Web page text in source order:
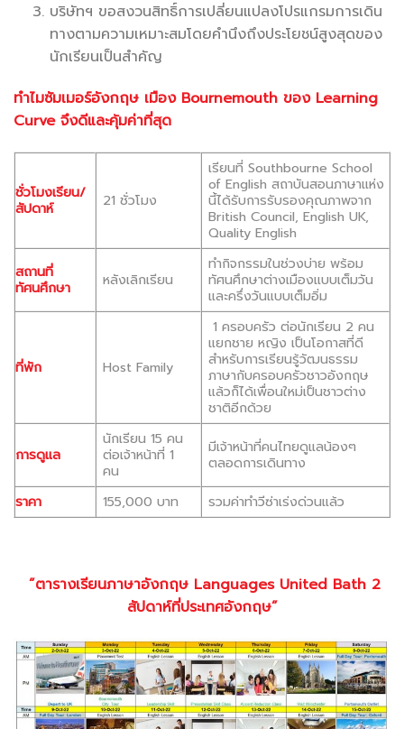
บริษัทฯ ขอสงวนสิทธิ์การเปลี่ยนแปลงโปรแกรมการเดิน
ทางตามความเหมาะสมโดยคำนึงถึงประโยชน์สูงสุดของ
นักเรียนเป็นสำคัญ
ทำไมซัมเมอร์อังกฤษ เมือง Bournemouth ของ Learning
Curve จึงดีและคุ้มค่าที่สุด
ชั่วโมงเรียน/
สัปดาห์
21 ชั่วโมง
เรียนที่ Southbourne School
of English สถาบันสอนภาษาแห่ง
นี้ได้รับการรับรองคุณภาพจาก
British Council, English UK,
Quality English
สถานที่
ทัศนศึกษา
หลังเลิกเรียน
ทำกิจกรรมในช่วงบ่าย พร้อม
ทัศนศึกษาต่างเมืองแบบเต็มวัน
และครึ่งวันแบบเต็มอิ่ม
ที่พัก Host Family
1 ครอบครัว ต่อนักเรียน 2 คน
แยกชาย หญิง เป็นโอกาสที่ดี
สำหรับการเรียนรู้วัฒนธรรม
ภาษากับครอบครัวชาวอังกฤษ
แล้วก็ได้เพื่อนใหม่เป็นชาวต่าง
ชาติอีกด้วย
การดูแล
นักเรียน 15 คน
ต่อเจ้าหน้าที่ 1
คน
มีเจ้าหน้าที่คนไทยดูแลน้องๆ
ตลอดการเดินทาง
ราคา
155,000 บาท รวมค่าทำวีซ่าเร่งด่วนแล้ว
”ตารางเรียนภาษาอังกฤษ Languages United Bath 2
สัปดาห์ที่ประเทศอังกฤษ”